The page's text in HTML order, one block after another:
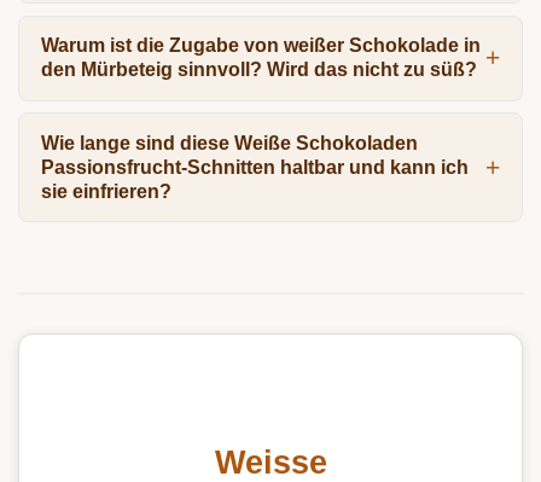
Warum ist die Zugabe von weißer Schokolade in
den Mürbeteig sinnvoll? Wird das nicht zu süß?
Wie lange sind diese Weiße Schokoladen
Passionsfrucht-Schnitten haltbar und kann ich
sie einfrieren?
Weisse